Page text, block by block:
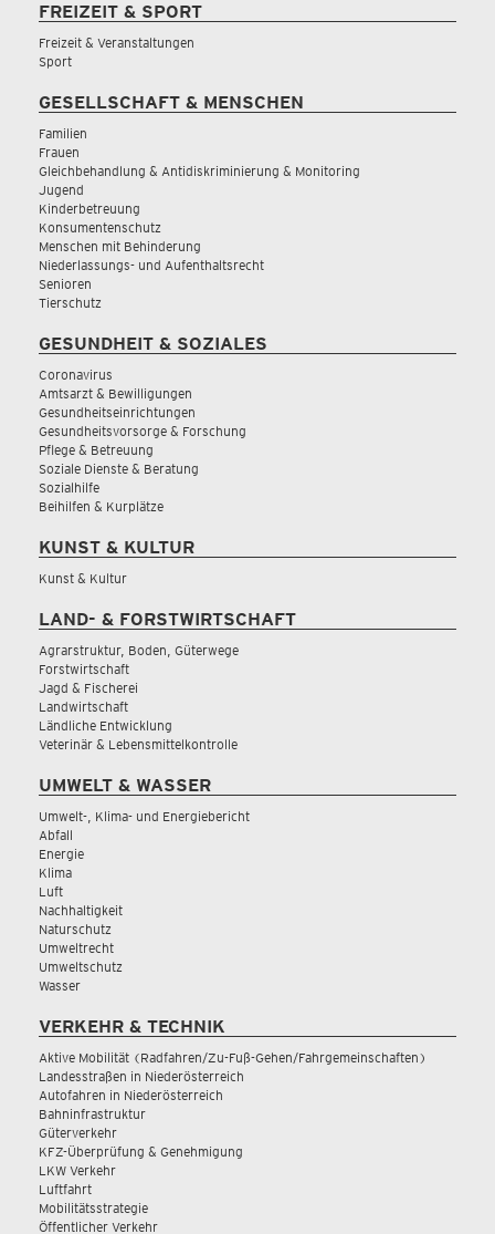
FREIZEIT & SPORT
Freizeit & Veranstaltungen
Sport
GESELLSCHAFT & MENSCHEN
Familien
Frauen
Gleichbehandlung & Antidiskriminierung & Monitoring
Jugend
Kinderbetreuung
Konsumentenschutz
Menschen mit Behinderung
Niederlassungs- und Aufenthaltsrecht
Senioren
Tierschutz
GESUNDHEIT & SOZIALES
Coronavirus
Amtsarzt & Bewilligungen
Gesundheitseinrichtungen
Gesundheitsvorsorge & Forschung
Pflege & Betreuung
Soziale Dienste & Beratung
Sozialhilfe
Beihilfen & Kurplätze
KUNST & KULTUR
Kunst & Kultur
LAND- & FORSTWIRTSCHAFT
Agrarstruktur, Boden, Güterwege
Forstwirtschaft
Jagd & Fischerei
Landwirtschaft
Ländliche Entwicklung
Veterinär & Lebensmittelkontrolle
UMWELT & WASSER
Umwelt-, Klima- und Energiebericht
Abfall
Energie
Klima
Luft
Nachhaltigkeit
Naturschutz
Umweltrecht
Umweltschutz
Wasser
VERKEHR & TECHNIK
Aktive Mobilität (Radfahren/Zu-Fuß-Gehen/Fahrgemeinschaften)
Landesstraßen in Niederösterreich
Autofahren in Niederösterreich
Bahninfrastruktur
Güterverkehr
KFZ-Überprüfung & Genehmigung
LKW Verkehr
Luftfahrt
Mobilitätsstrategie
Öffentlicher Verkehr